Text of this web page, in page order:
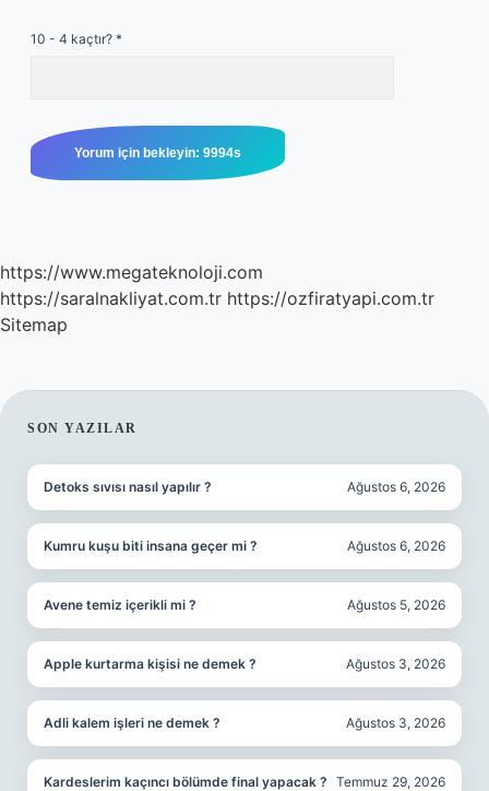
10 - 4 kaçtır? *
https://www.megateknoloji.com
https://saralnakliyat.com.tr https://ozfiratyapi.com.tr
Sitemap
SIDEBAR
SON YAZILAR
Detoks sıvısı nasıl yapılır ? Ağustos 6, 2026
Kumru kuşu biti insana geçer mi ? Ağustos 6, 2026
Avene temiz içerikli mi ? Ağustos 5, 2026
Apple kurtarma kişisi ne demek ? Ağustos 3, 2026
Adli kalem işleri ne demek ? Ağustos 3, 2026
Kardeslerim kaçıncı bölümde final yapacak ? Temmuz 29, 2026